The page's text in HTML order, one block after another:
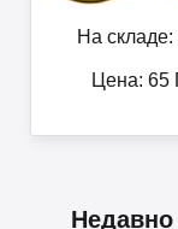
На складе:
Цена: 65